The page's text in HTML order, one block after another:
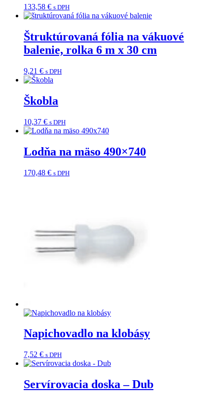
133,58 € s DPH
Štruktúrovaná fólia na vákuové
balenie, rolka 6 m x 30 cm
9,21 € s DPH
Škobla
10,37 € s DPH
Lodňa na mäso 490×740
170,48 € s DPH
Napichovadlo na klobásy
7,52 € s DPH
Servírovacia doska – Dub